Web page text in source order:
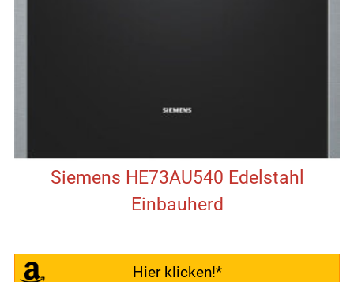
Siemens HE73AU540 Edelstahl
Einbauherd
Hier klicken!*